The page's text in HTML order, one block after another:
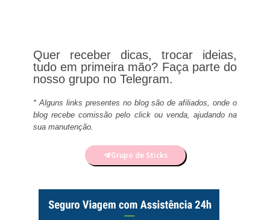
Quer receber dicas, trocar ideias,
tudo em primeira mão? Faça parte do
nosso grupo no Telegram.
* Alguns links presentes no blog são de afiliados, onde o
blog recebe comissão pelo click ou venda, ajudando na
sua manutenção.
Grupo de Sticks